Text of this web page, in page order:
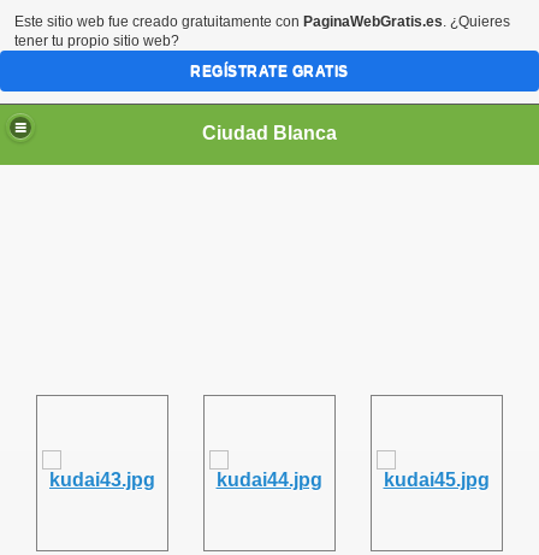
Ciudad Blanca
Este sitio web fue creado gratuitamente con PaginaWebGratis.es. ¿Quieres
tener tu propio sitio web?
REGÍSTRATE GRATIS